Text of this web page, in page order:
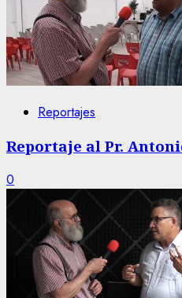
Reportajes
Reportaje al Pr.
0